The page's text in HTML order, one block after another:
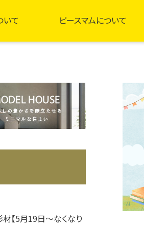
いて ピースマムについて
【5月19日～なくなり